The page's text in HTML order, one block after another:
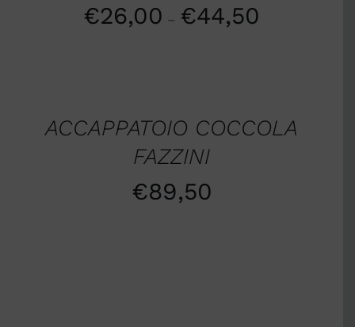
€26,00 – €44,50
ACCAPPATOIO COCCOLA
FAZZINI
€89,50